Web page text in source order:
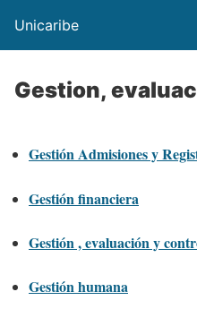
Unicaribe
Gestion,
Gestión Admisiones y
Gestión financiera
Gestión , evaluación y
Gestión humana